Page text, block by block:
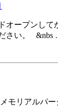
オープンし
さい。 &nbs
モリアルパ